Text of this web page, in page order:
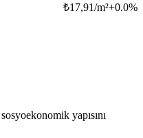
₺17,91/m²+0.0%
yapısını